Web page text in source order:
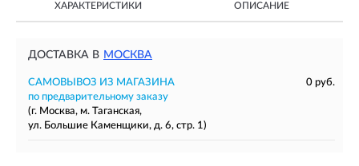
ХАРАКТЕРИСТИКИ ОПИСАНИЕ
ДОСТАВКА В МОСКВА
САМОВЫВОЗ ИЗ МАГАЗИНА
0 руб.
по предварительному заказу
(г. Москва, м. Таганская,
ул. Большие Каменщики, д. 6, стр. 1)